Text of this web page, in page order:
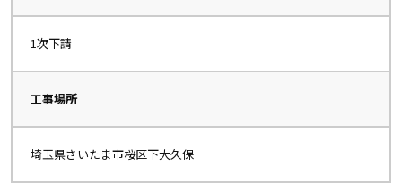
1次下請
工事場所
埼玉県さいたま市桜区下大久保